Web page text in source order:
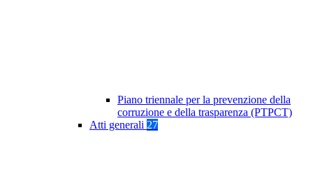
Piano triennale per la prevenzione della
corruzione e della trasparenza (PTPCT)
Atti generali 27